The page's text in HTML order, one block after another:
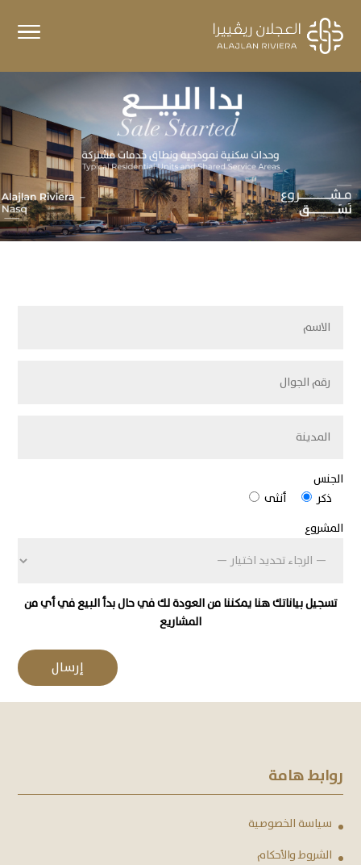
الجنس
ذكر
أنثى
المشروع
تسجيل بياناتك هنا يمكننا من العودة لك في حال بدأ البيع في أي من
المشاريع
روابط هامة
سياسة الخصوصية
الشروط والأحكام